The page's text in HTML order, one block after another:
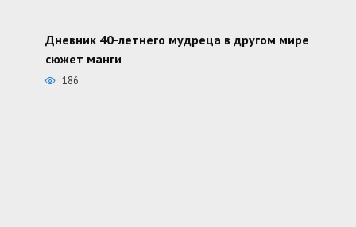
Дневник 40-летнего мудреца в другом мире
сюжет манги
186